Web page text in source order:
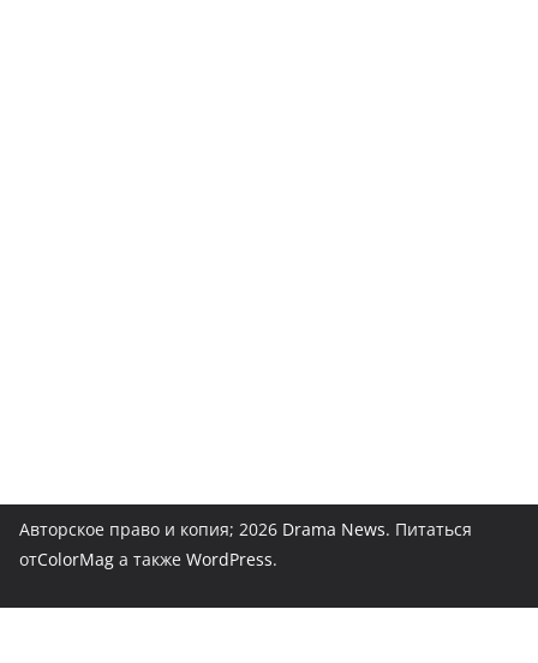
Авторское право и копия; 2026 Drama News. Питаться
отColorMag а также WordPress.